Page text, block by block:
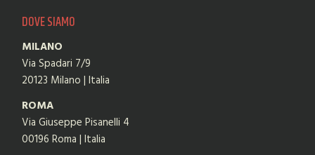
DOVE SIAMO
MILANO
Via Spadari 7/9
20123 Milano | Italia
ROMA
Via Giuseppe Pisanelli 4
00196 Roma | Italia